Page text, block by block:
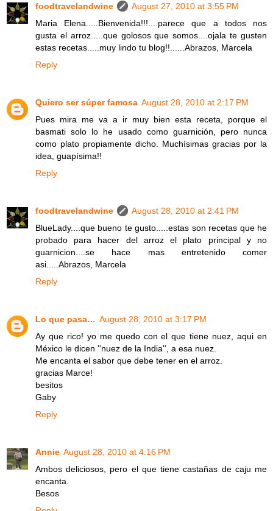
foodtravelandwine
August 27, 2010 at 3:55 PM
Maria Elena.....Bienvenida!!!....parece que a todos nos
gusta el arroz.....que golosos que somos....ojala te gusten
estas recetas.....muy lindo tu blog!!......Abrazos, Marcela
Reply
Quiero ser súper famosa August 28, 2010 at 2:17 PM
Pues mira me va a ir muy bien esta receta, porque el
basmati solo lo he usado como guarnición, pero nunca
como plato propiamente dicho. Muchísimas gracias por la
idea, guapísima!!
Reply
foodtravelandwine
August 28, 2010 at 2:41 PM
BlueLady....que bueno te gusto.....estas son recetas que he
probado para hacer del arroz el plato principal y no
guarnicion....se hace mas entretenido comer
asi.....Abrazos, Marcela
Reply
Lo que pasa… August 28, 2010 at 3:17 PM
Ay que rico! yo me quedo con el que tiene nuez, aqui en
México le dicen ''nuez de la India'', a esa nuez.
Me encanta el sabor que debe tener en el arroz.
gracias Marce!
besitos
Gaby
Reply
Annie August 28, 2010 at 4:16 PM
Ambos deliciosos, pero el que tiene castañas de caju me
encanta.
Besos